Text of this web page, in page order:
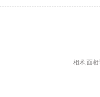
相术 面相